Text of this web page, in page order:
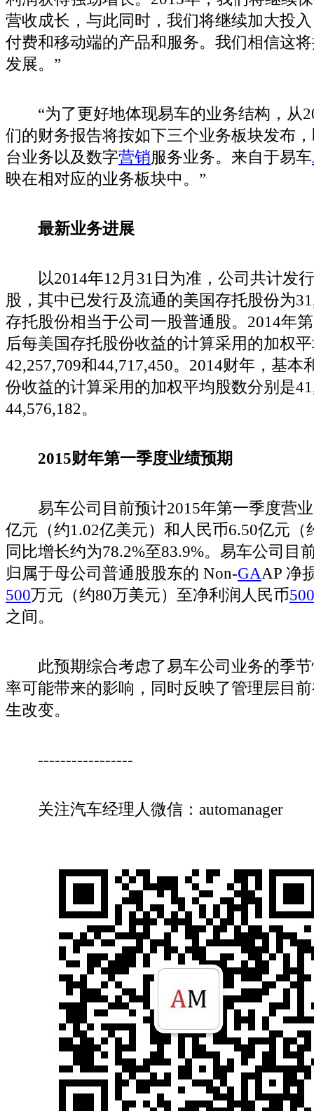
营收成长，与此同时，我们将继续加大投
付费和移动端的产品和服务。我们相信这
发展。”
“为了更好地体现易车的业务结构，从
们的财务报告将按如下三个业务板块发布
台业务以及数字营销服务业务。来自于易车
映在相对应的业务板块中。”
最新业务进展
以2014年12月31日为准，公司共计发行
股，其中已发行及流通的美国存托股份为
存托股份相当于公司一股普通股。2014年
后每美国存托股份收益的计算采用的加权
42,257,709和44,717,450。2014财年，基
份收益的计算采用的加权平均股数分别是
44,576,182。
2015财年第一季度业绩预期
易车公司目前预计2015年第一季度营业
亿元（约1.02亿美元）和人民币6.50亿元（
同比增长约为78.2%至83.9%。易车公司目
归属于母公司普通股股东的 Non-GAAP 净
500万元（约80万美元）至净利润人民币500
之间。
此预期综合考虑了易车公司业务的季节
率可能带来的影响，同时反映了管理层目
生改变。
-----------------
关注汽车经理人微信：automanager